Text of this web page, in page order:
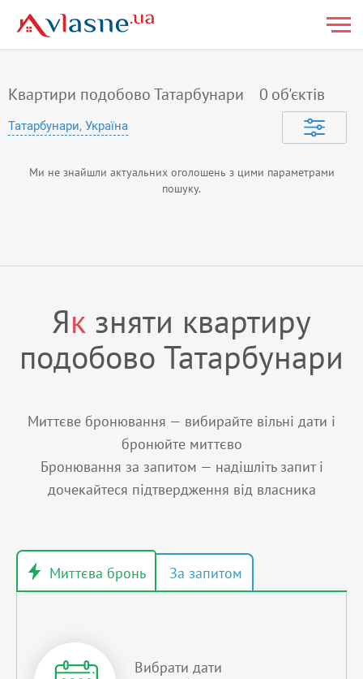
Квартири подобово Татарбунари 0 об'єктів
Татарбунари, Україна
Ми не знайшли актуальних оголошень з цими параметрами
пошуку.
Як зняти квартиру
подобово Татарбунари
Миттєве бронювання — вибирайте вільні дати і
бронюйте миттєво
Бронювання за запитом — надішліть запит і
дочекайтеся підтвердження від власника
Вибрати дати